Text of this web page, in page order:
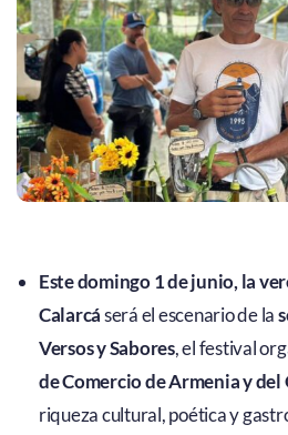
Este domingo 1 de junio, la
Calarcáserá el escenario de la
Versos y Sabores, el festival
de Comercio de Armenia y
riqueza cultural, poética y